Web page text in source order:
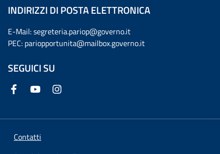
INDIRIZZI DI POSTA ELETTRONICA
E-Mail: segreteria.pariop@governo.it
PEC: pariopportunita@mailbox.governo.it
SEGUICI SU
Contatti